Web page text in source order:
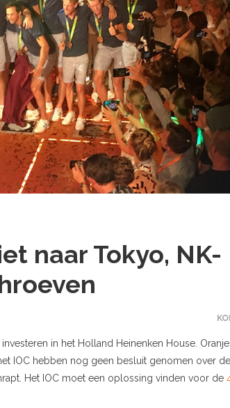
naar Tokyo, NK-
in het Holland Heinenken House.
IOC hebben nog geen besluit genomen over de
Het IOC moet een oplossing vinden voor de